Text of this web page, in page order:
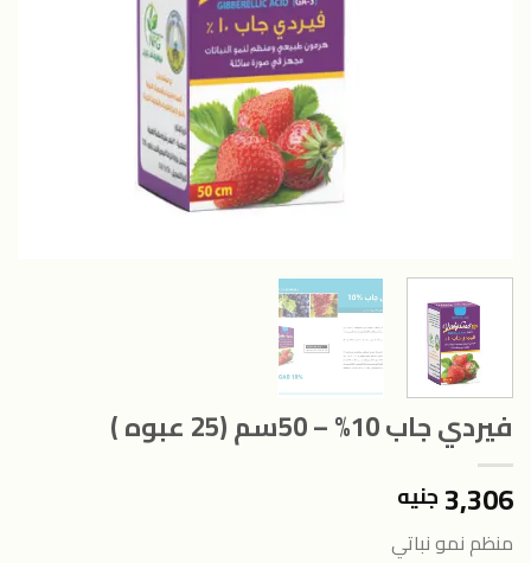
فيردي جاب 10% – 50سم (25 عبوه )
3,306 جنيه
منظم نمو نباتي